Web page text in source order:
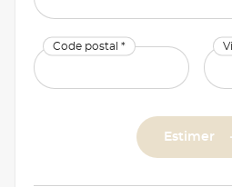
Code postal *
Estimer